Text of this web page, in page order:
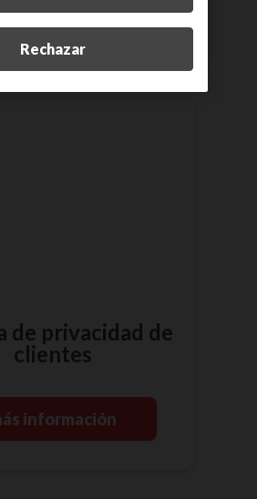
información
de privacidad de
clientes
información
Rechazar